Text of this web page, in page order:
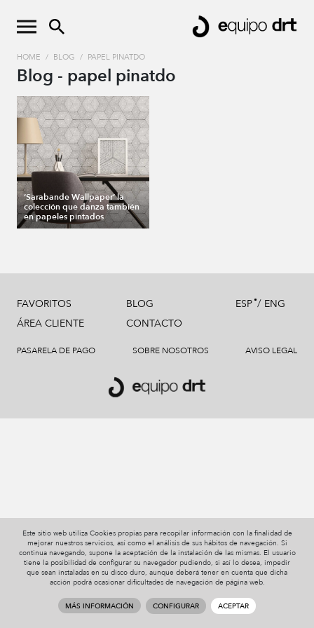
HOME / BLOG / PAPEL PINATDO
Blog - papel pinatdo
‘Sarabande Wallpaper’ la
colección que danza también
en papeles pintados
FAVORITOS
ÁREA CLIENTE
BLOG
CONTACTO
ESP/ ENG
PASARELA DE PAGO SOBRE NOSOTROS AVISO LEGAL
Este sitio web utiliza Cookies propias para recopilar información con la finalidad de
mejorar nuestros servicios, así como el análisis de sus hábitos de navegación. Si
continua navegando, supone la aceptación de la instalación de las mismas. El usuario
tiene la posibilidad de configurar su navegador pudiendo, si así lo desea, impedir
que sean instaladas en su disco duro, aunque deberá tener en cuenta que dicha
acción podrá ocasionar dificultades de navegación de página web.
MÁS INFORMACIÓN CONFIGURAR ACEPTAR